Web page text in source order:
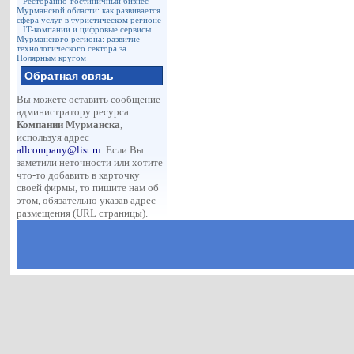
Мурманской области: как развивается
сфера услуг в туристическом регионе
IT-компании и цифровые сервисы
Мурманского региона: развитие
технологического сектора за
Полярным кругом
Обратная связь
Вы можете оставить сообщение
администратору ресурса
Компании Мурманска,
используя адрес
allcompany@list.ru. Если Вы
заметили неточности или хотите
что-то добавить в карточку
своей фирмы, то пишите нам об
этом, обязательно указав адрес
размещения (URL страницы).